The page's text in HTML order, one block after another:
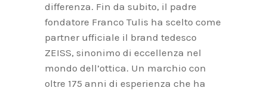
differenza. Fin da subito, il padre
fondatore Franco Tulis ha scelto come
partner ufficiale il brand tedesco
ZEISS, sinonimo di eccellenza nel
mondo dell’ottica. Un marchio con
oltre 175 anni di esperienza che ha